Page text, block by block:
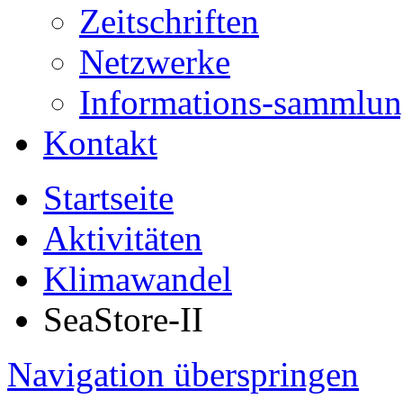
Zeitschriften
Netzwerke
Informations-
Kontakt
Startseite
Aktivitäten
Klimawandel
SeaStore-II
Navigation überspringen